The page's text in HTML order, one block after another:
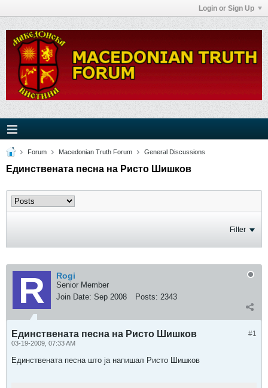
Login or Sign Up
Forum Macedonian Truth Forum General Discussions
Единствената песна на Ристо Шишков
Filter
Rogi
Senior Member
Join Date: Sep 2008 Posts: 2343
#1
Единствената песна на Ристо Шишков
03-19-2009, 07:33 AM
Единствената песна што ја напишал Ристо Шишков